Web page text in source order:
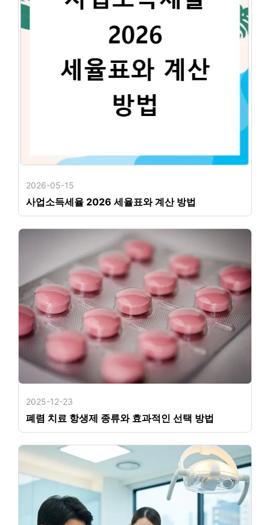
2026-05-15
사업소득세율 2026 세율표와 계산 방법
2025-12-23
폐렴 치료 항생제 종류와 효과적인 선택 방법